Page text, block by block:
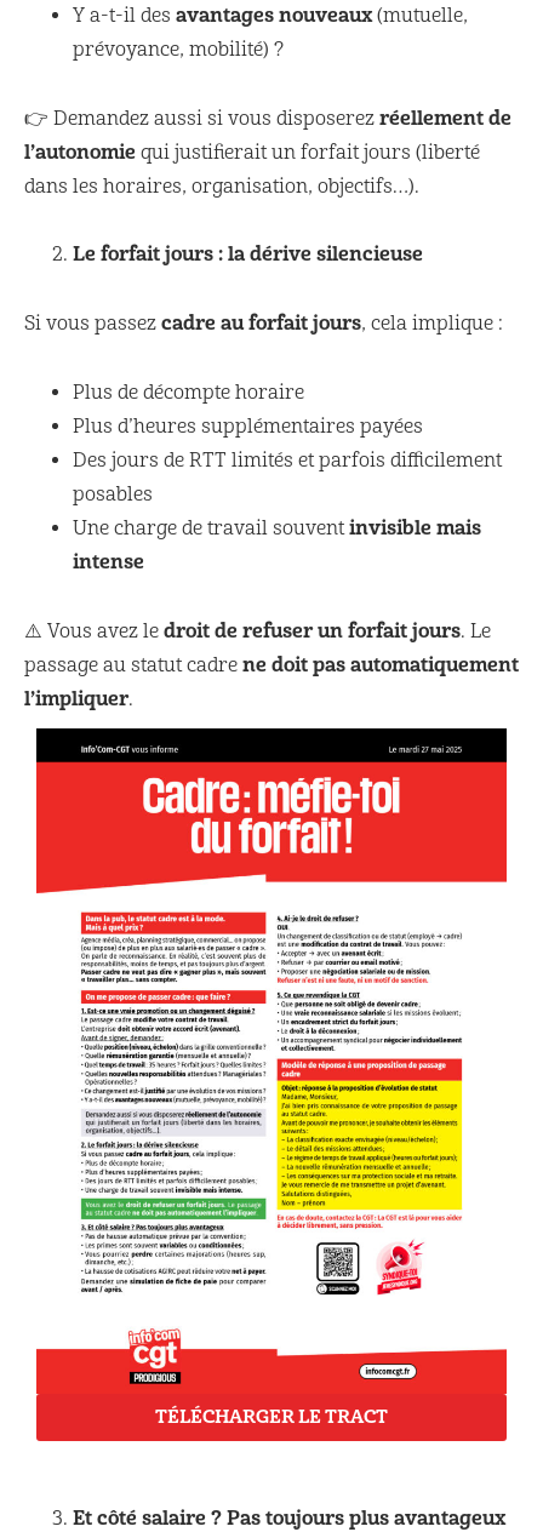
Y a-t-il des avantages nouveaux(mutuelle,
prévoyance, mobilité) ?
👉 Demandez aussi si vous disposerez réellement de
l’autonomie qui justifierait un forfait jours (liberté
dans les horaires, organisation, objectifs…).
Le forfait jours : la dérive silencieuse
Si vous passez cadre au forfait jours, cela implique :
Plus de décompte horaire
Plus d’heures supplémentaires payées
Des jours de RTT limités et parfois difficilement
posables
Une charge de travail souventinvisible mais
intense
⚠️ Vous avez le droit de refuser un forfait jours. Le
passage au statut cadre ne doit pas automatiquement
l’impliquer.
TÉLÉCHARGER LE TRACT
Et côté salaire ? Pas toujours plus avantageux